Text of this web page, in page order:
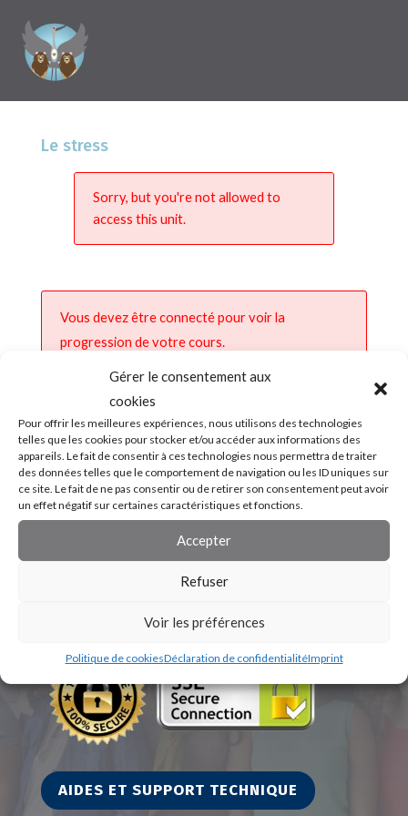
Gérer le consentement aux
cookies
Pour offrir les meilleures expériences, nous utilisons des technologies
telles que les cookies pour stocker et/ou accéder aux informations des
appareils. Le fait de consentir à ces technologies nous permettra de traiter
des données telles que le comportement de navigation ou les ID uniques sur
ce site. Le fait de ne pas consentir ou de retirer son consentement peut avoir
un effet négatif sur certaines caractéristiques et fonctions.
Accepter
Refuser
Voir les préférences
Politique de cookiesDéclaration de confidentialitéImprint
Le stress
Sorry, but you're not allowed to
access this unit.
Vous devez être connecté pour voir la
progression de votre cours.
AIDES ET SUPPORT TECHNIQUE